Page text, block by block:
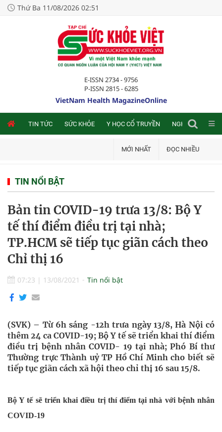
Thứ Ba 11/08/2026 02:51
E-ISSN 2734 - 9756
P-ISSN 2815 - 6285
VietNam Health MagazineOnline
TIN TỨC SỨC KHỎE Y HỌC CỔ TRUYỀN NGHIÊN CỨU
MỚI NHẤT ĐỌC NHIỀU
TIN NỔI BẬT
Bản tin COVID-19 trưa 13/8: Bộ Y
tế thí điểm điều trị tại nhà;
TP.HCM sẽ tiếp tục giãn cách theo
Chỉ thị 16
07:23 | 13/08/2021 Tin nổi bật
(SVK) – Từ 6h sáng -12h trưa ngày 13/8, Hà Nội có
thêm 24 ca COVID-19; Bộ Y tế sẽ triển khai thí điểm
điều trị bệnh nhân COVID- 19 tại nhà; Phó Bí thư
Thường trực Thành uỷ TP Hồ Chí Minh cho biết sẽ
tiếp tục giãn cách xã hội theo chỉ thị 16 sau 15/8.
Bộ Y tế sẽ triển khai điều trị thí điểm tại nhà với bệnh nhân
COVID-19